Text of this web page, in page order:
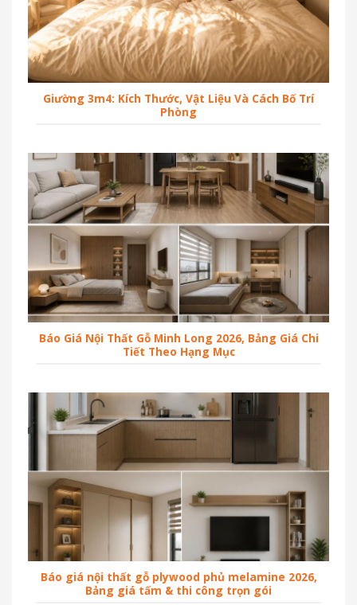
Giường 3m4: Kích Thước, Vật Liệu Và Cách Bố Trí
Phòng
Báo Giá Nội Thất Gỗ Minh Long 2026, Bảng Giá Chi
Tiết Theo Hạng Mục
Báo giá nội thất gỗ plywood phủ melamine 2026,
Bảng giá tấm & thi công trọn gói